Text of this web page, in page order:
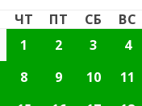
ЧТ ПТ СБ
ВС
1
2 3
4
8 9 10
11